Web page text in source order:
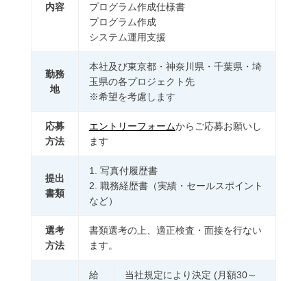
内容
プログラム作成仕様書
プログラム作成
システム運用支援
勤務
地
本社及び東京都・神奈川県・千葉県・埼
玉県の各プロジェクト先
※希望を考慮します
応募
方法
エントリーフォームからご応募お願いし
ます
提出
書類
1. 写真付履歴書
2. 職務経歴書（実績・セールスポイント
など）
選考
方法
書類選考の上、適正検査・面接を行ない
ます。
給
当社規定により決定 (月額30～